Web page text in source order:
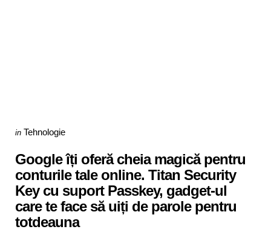
Categories
Posted
in Tehnologie
Google îți oferă cheia magică pentru
conturile tale online. Titan Security
Key cu suport Passkey, gadget-ul
care te face să uiți de parole pentru
totdeauna